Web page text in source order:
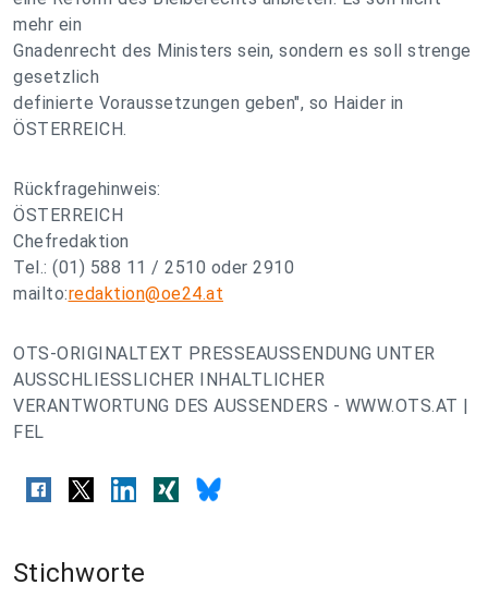
mehr ein
Gnadenrecht des Ministers sein, sondern es soll strenge
gesetzlich
definierte Voraussetzungen geben", so Haider in
ÖSTERREICH.
Rückfragehinweis:
ÖSTERREICH
Chefredaktion
Tel.: (01) 588 11 / 2510 oder 2910
mailto:redaktion@oe24.at
OTS-ORIGINALTEXT PRESSEAUSSENDUNG UNTER
AUSSCHLIESSLICHER INHALTLICHER
VERANTWORTUNG DES AUSSENDERS - WWW.OTS.AT |
FEL
Stichworte